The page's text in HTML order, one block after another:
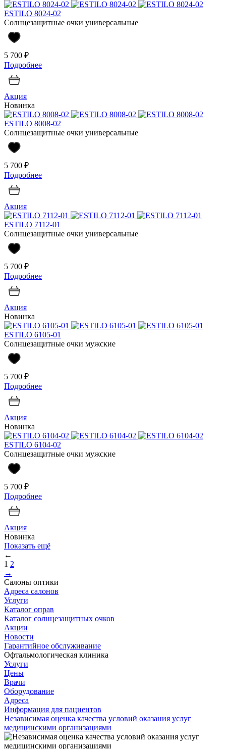
ESTILO 8024-02
Солнцезащитные очки универсальные
5 700 ₽
Подробнее
Акция
Новинка
ESTILO 8008-02
Солнцезащитные очки универсальные
5 700 ₽
Подробнее
Акция
ESTILO 7112-01
Солнцезащитные очки универсальные
5 700 ₽
Подробнее
Акция
Новинка
ESTILO 6105-01
Солнцезащитные очки мужские
5 700 ₽
Подробнее
Акция
Новинка
ESTILO 6104-02
Солнцезащитные очки мужские
5 700 ₽
Подробнее
Акция
Новинка
Показать ещё
←
1 2
→
Салоны оптики
Адреса салонов
Услуги
Каталог оправ
Каталог солнцезащитных очков
Акции
Новости
Гарантийное обслуживание
Офтальмологическая клиника
Услуги
Цены
Врачи
Оборудование
Адреса
Информация для пациентов
Независимая оценка качества условий оказания услуг
медицинскими организациями